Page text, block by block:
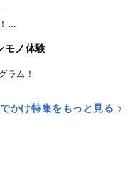
モノ体験
ラム！
かけ特集をもっと見る